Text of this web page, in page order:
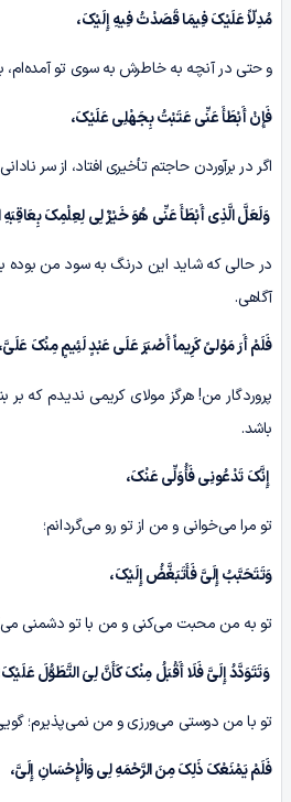
مُدِلّاً عَلَیْکَ فِیمَا قَصَدْتُ فِیهِ إِلَیْکَ،
و حتی در آنچه به خاطرش به سوی تو آمده‌ام،
فَإِنْ أَبْطَأَ عَنِّی عَتَبْتُ بِجَهْلِی عَلَیْکَ،
اگر در برآوردن حاجتم تأخیری افتاد، از سر
وَلَعَلَّ الَّذِی أَبْطَأَ عَنِّی هُوَ خَیْرٌ لِی لِعِلْمِکَ بِعَاقِبَهِ
در حالی که شاید این درنگ به سود من بوده
آگاهی.
فَلَمْ أَرَ مَوْلىً کَرِیماً أَصْبَرَ عَلَى عَبْدٍ لَئِیمٍ مِنْکَ
پروردگار من! هرگز مولای کریمی ندیدم که
باشد.
إِنَّکَ تَدْعُونِی فَأُوَلِّی عَنْکَ،
تو مرا می‌خوانی و من از تو رو می‌گردانم؛
وَتَتَحَبَّبُ إِلَیَّ فَأَتَبَغَّضُ إِلَیْکَ،
تو به من محبت می‌کنی و من با تو دشمنی
وَتَتَوَدَّدُ إِلَیَّ فَلَا أَقْبَلُ مِنْکَ کَأَنَّ لِیَ التَّطَوُّلَ
تو با من دوستی می‌ورزی و من نمی‌پذیرم؛
فَلَمْ یَمْنَعْکَ ذَلِکَ مِنَ الرَّحْمَهِ لِی وَالْإِحْسَانِ إِلَیَّ،